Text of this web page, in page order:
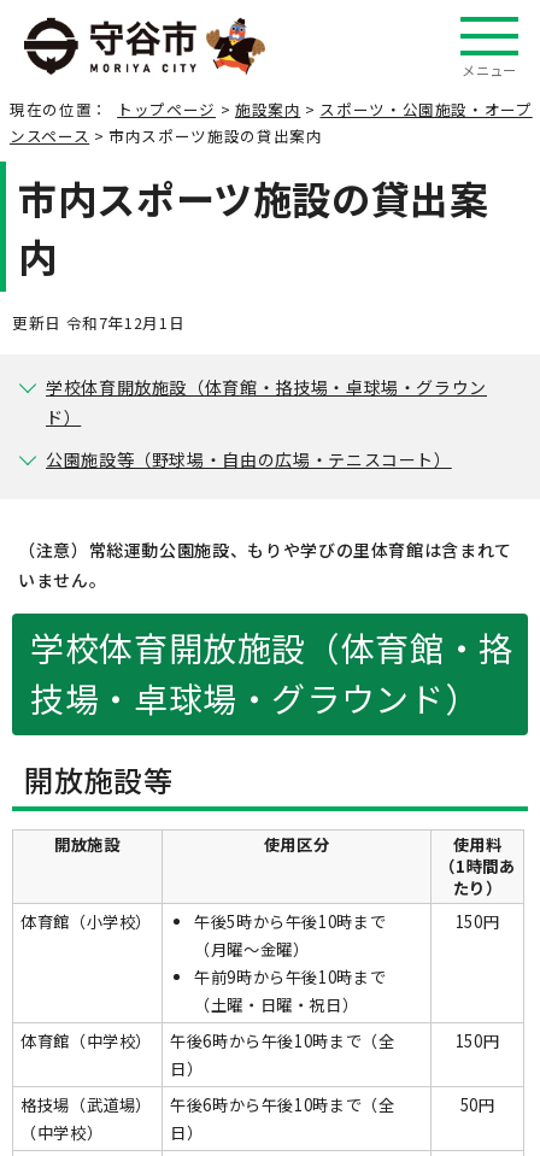
メニュー
現在の位置： トップページ > 施設案内 > スポーツ・公園施設・オープ
ンスペース > 市内スポーツ施設の貸出案内
市内スポーツ施設の貸出案
内
更新日 令和7年12月1日
学校体育開放施設（体育館・挌技場・卓球場・グラウン
ド）
公園施設等（野球場・自由の広場・テニスコート）
（注意）常総運動公園施設、もりや学びの里体育館は含まれて
いません。
学校体育開放施設（体育館・挌
技場・卓球場・グラウンド）
開放施設等
開放施設 使用区分
使用料
（1時間あ
たり）
体育館（小学校）
午後5時から午後10時まで
（月曜～金曜）
午前9時から午後10時まで
（土曜・日曜・祝日）
150円
体育館（中学校）
午後6時から午後10時まで（全
日）
150円
格技場（武道場）
（中学校）
午後6時から午後10時まで（全
日）
50円